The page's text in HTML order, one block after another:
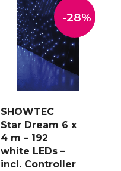
-28%
SHOWTEC
Star Dream 6 x
4 m – 192
white LEDs –
incl. Controller